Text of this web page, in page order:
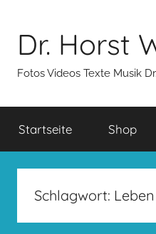
springen
Dr. Horst
Fotos Videos Texte Musik
Startseite Shop
Schlagwort: